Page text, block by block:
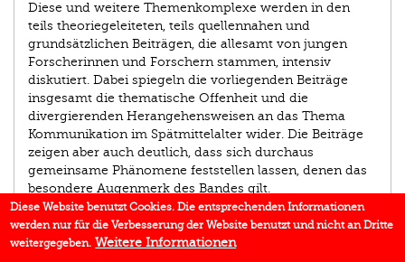
Diese und weitere Themenkomplexe werden in den
teils theoriegeleiteten, teils quellennahen und
grundsätzlichen Beiträgen, die allesamt von jungen
Forscherinnen und Forschern stammen, intensiv
diskutiert. Dabei spiegeln die vorliegenden Beiträge
insgesamt die thematische Offenheit und die
divergierenden Herangehensweisen an das Thema
Kommunikation im Spätmittelalter wider. Die Beiträge
zeigen aber auch deutlich, dass sich durchaus
gemeinsame Phänomene feststellen lassen, denen das
besondere Augenmerk des Bandes gilt.
AUTOR/IN
Diese Website benutzt Cookies. Die entsprechenden Informationen
werden nur für die Verbesserung der Website benutzt und nicht an Dritte
weitergegeben. Weitere Informationen